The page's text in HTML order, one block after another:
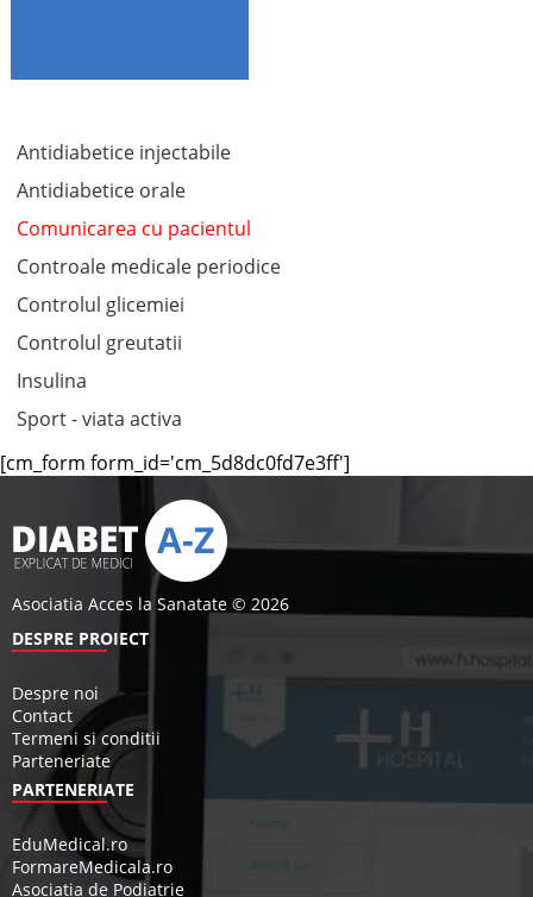
Antidiabetice injectabile
Antidiabetice orale
Comunicarea cu pacientul
Controale medicale periodice
Controlul glicemiei
Controlul greutatii
Insulina
Sport - viata activa
[cm_form form_id='cm_5d8dc0fd7e3ff']
Asociatia Acces la Sanatate © 2026
DESPRE PROIECT
Despre noi
Contact
Termeni si conditii
Parteneriate
PARTENERIATE
EduMedical.ro
FormareMedicala.ro
Asociatia de Podiatrie